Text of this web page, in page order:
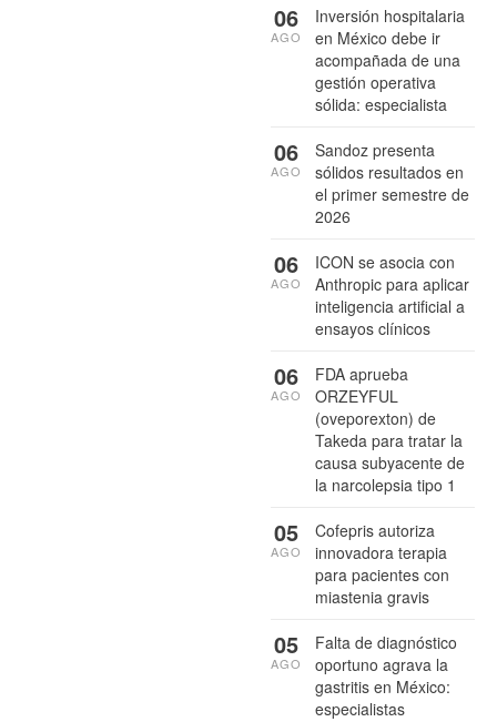
Inversión hospitalaria
en México debe ir
acompañada de una
gestión operativa
sólida: especialista
06
AGO
Sandoz presenta
sólidos resultados en
el primer semestre de
2026
06
AGO
ICON se asocia con
Anthropic para aplicar
inteligencia artificial a
ensayos clínicos
06
AGO
FDA aprueba
ORZEYFUL
(oveporexton) de
Takeda para tratar la
causa subyacente de
la narcolepsia tipo 1
06
AGO
Cofepris autoriza
innovadora terapia
para pacientes con
miastenia gravis
05
AGO
Falta de diagnóstico
oportuno agrava la
gastritis en México:
especialistas
05
AGO